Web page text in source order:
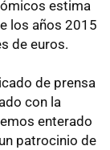
estima
los años 2015
de euros.
de prensa
con la
enterado
patrocinio de